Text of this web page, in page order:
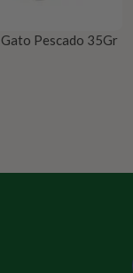
Pescado 35Gr